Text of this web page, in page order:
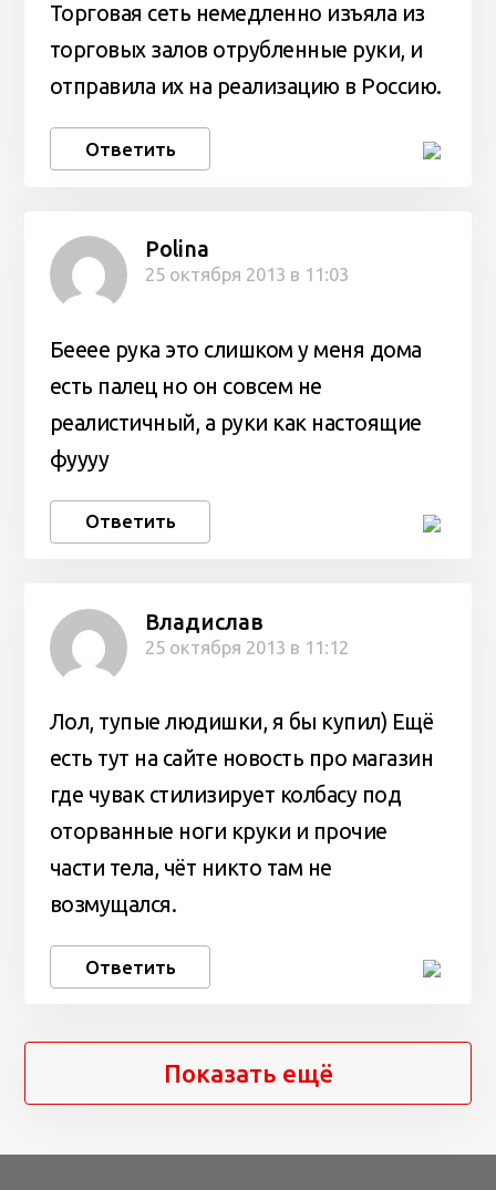
Торговая сеть немедленно изъяла из
торговых залов отрубленные руки, и
отправила их на реализацию в Россию.
Ответить
Polina
25 октября 2013 в 11:03
Бееее рука это слишком у меня дома
есть палец но он совсем не
реалистичный, а руки как настоящие
фуууу
Ответить
Владислав
25 октября 2013 в 11:12
Лол, тупые людишки, я бы купил) Ещё
есть тут на сайте новость про магазин
где чувак стилизирует колбасу под
оторванные ноги круки и прочие
части тела, чёт никто там не
возмущался.
Ответить
Показать ещё